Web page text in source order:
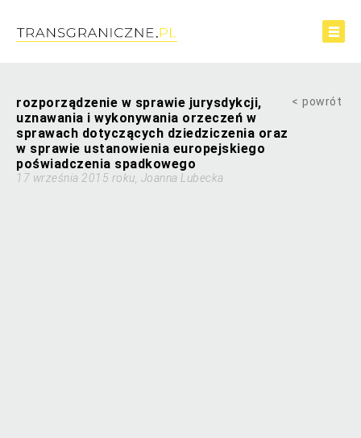
rozporządzenie w sprawie jurysdykcji,
uznawania i wykonywania orzeczeń w
sprawach dotyczących dziedziczenia oraz
w sprawie ustanowienia europejskiego
poświadczenia spadkowego
powrót
17 września 2015 roku, Joanna Lubecka